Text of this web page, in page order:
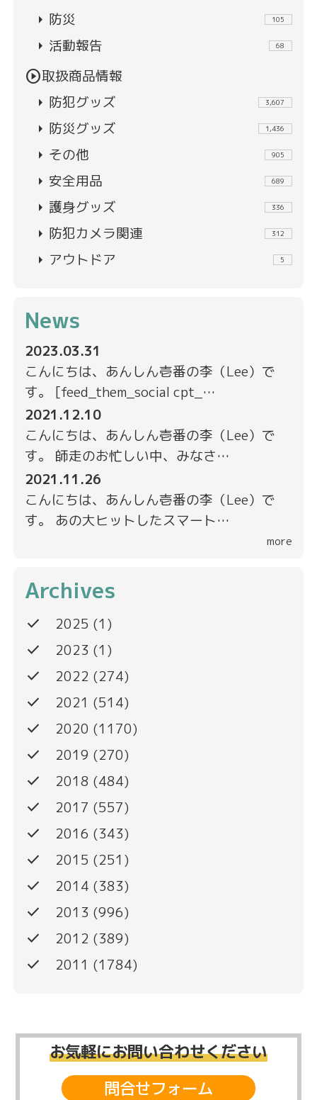
arrow_right 防災 105
arrow_right 活動報告 68
play_circle取扱商品情報
arrow_right 防犯グッズ 3,607
arrow_right 防災グッズ 1,436
arrow_right その他 905
arrow_right 安全用品 689
arrow_right 護身グッズ 336
arrow_right 防犯カメラ関連 312
arrow_right アウトドア 5
News
2023.03.31
こんにちは、あんしん壱番の李（Lee）で
す。 [feed_them_social cpt_…
2021.12.10
こんにちは、あんしん壱番の李（Lee）で
す。 師走のお忙しい中、みなさ…
2021.11.26
こんにちは、あんしん壱番の李（Lee）で
す。 あの大ヒットしたスマート…
more
Archives
done 2025 (1)
done 2023 (1)
done 2022 (274)
done 2021 (514)
done 2020 (1170)
done 2019 (270)
done 2018 (484)
done 2017 (557)
done 2016 (343)
done 2015 (251)
done 2014 (383)
done 2013 (996)
done 2012 (389)
done 2011 (1784)
お気軽にお問い合わせください
問合せフォーム